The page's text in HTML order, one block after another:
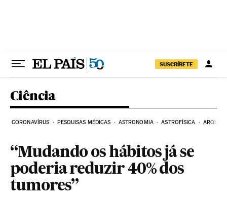
SUSCRÍBETE
Ciência
CORONAVÍRUS PESQUISAS MÉDICAS ASTRONOMIA ASTROFÍSICA
“Mudando os hábitos já se
poderia reduzir 40% dos
tumores”